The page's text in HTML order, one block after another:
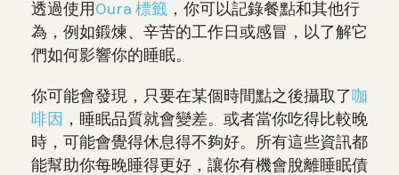
透過使用 Oura 標籤 ，你可以記錄餐點和其他行
為，例如鍛煉、辛苦的工作日或感冒，以了解它
們如何影響你的睡眠。
你可能會發現，只要在某個時間點之後攝取了咖
啡因
，睡眠品質就會變差。或者當你吃得比較晚
時，可能會覺得休息得不夠好。所有這些資訊都
能幫助你每晚睡得更好，讓你有機會脫離睡眠債